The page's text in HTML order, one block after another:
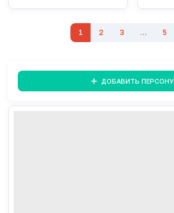
1 2 3 … 5
ДОБАВИТЬ ПЕРСОНУ